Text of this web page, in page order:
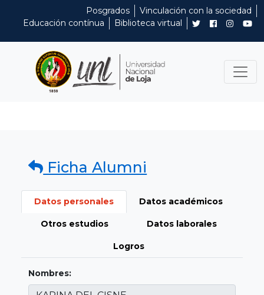
Posgrados
Vinculación con la sociedad
Educación contínua
Biblioteca virtual
Ficha Alumni
Datos personales Datos académicos
Otros estudios Datos laborales
Logros
Nombres: